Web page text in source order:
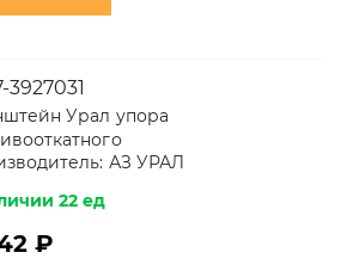
3927031
Урал упора
АЗ УРАЛ
22 ед
₽